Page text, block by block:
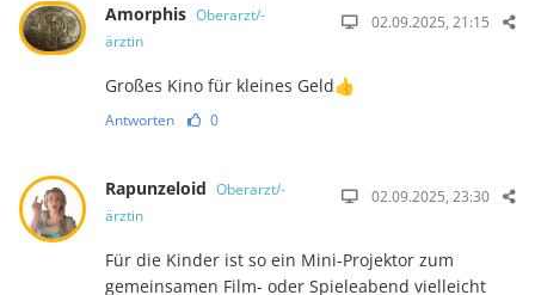
Amorphis Oberarzt/-
ärztin
02.09.2025, 21:15
Großes Kino für kleines Geld👍
Antworten 0
Rapunzeloid Oberarzt/-
ärztin
02.09.2025, 23:30
Für die Kinder ist so ein Mini-Projektor zum
gemeinsamen Film- oder Spieleabend vielleicht